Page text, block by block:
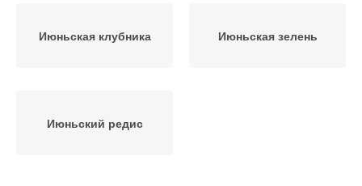
Июньская клубника Июньская зелень
Июньский редис